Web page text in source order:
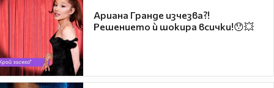
Ариана Гранде изчезва?!
Решението ѝ шокира всички!😯💥